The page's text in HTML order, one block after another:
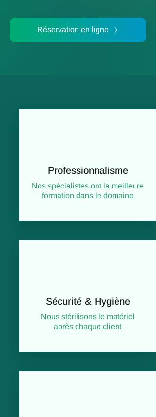
Réservation en ligne
Professionnalisme
Nos spécialistes ont la meilleure
formation dans le domaine
Sécurité & Hygiène
Nous stérilisons le matériel
après chaque client